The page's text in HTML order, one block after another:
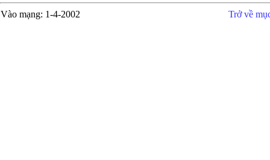
Vào mạng: 1-4-2002 Trở về